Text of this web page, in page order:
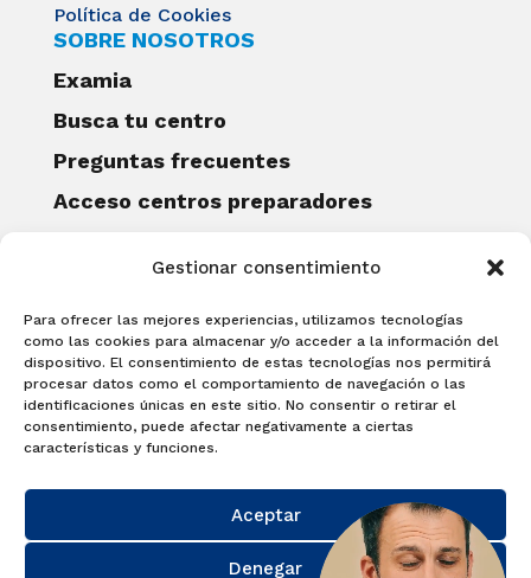
Gestionar consentimiento
Para ofrecer las mejores experiencias, utilizamos tecnologías
como las cookies para almacenar y/o acceder a la información del
dispositivo. El consentimiento de estas tecnologías nos permitirá
procesar datos como el comportamiento de navegación o las
identificaciones únicas en este sitio. No consentir o retirar el
consentimiento, puede afectar negativamente a ciertas
características y funciones.
Aceptar
Denegar
Política de Cookies
SOBRE NOSOTROS
Examia
Busca tu centro
Preguntas frecuentes
Acceso centros preparadores
Becas Examia
Contacto
CERTIFICACIONES
Linguaskill
Cambridge English Qualifications
EXAMÍNATE
Matricúlate con nosotros y obtén tu